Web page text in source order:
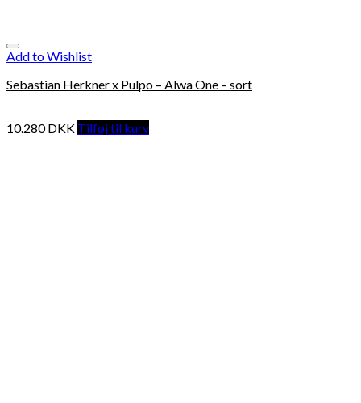
Add to Wishlist
Sebastian Herkner x Pulpo – Alwa One – sort
10.280DKK Tilføj til kurv